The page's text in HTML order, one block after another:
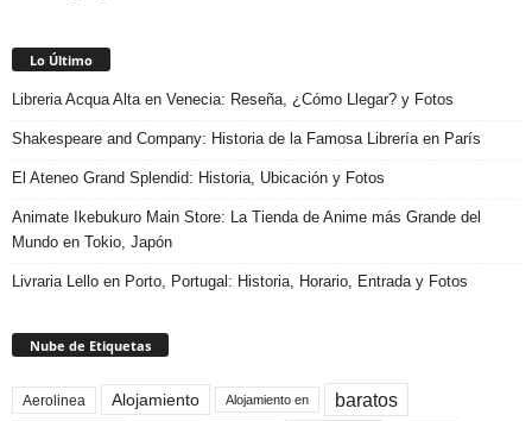
Lo Último
Libreria Acqua Alta en Venecia: Reseña, ¿Cómo Llegar? y Fotos
Shakespeare and Company: Historia de la Famosa Librería en París
El Ateneo Grand Splendid: Historia, Ubicación y Fotos
Animate Ikebukuro Main Store: La Tienda de Anime más Grande del
Mundo en Tokio, Japón
Livraria Lello en Porto, Portugal: Historia, Horario, Entrada y Fotos
Nube de Etiquetas
Aerolinea Alojamiento Alojamiento en baratos